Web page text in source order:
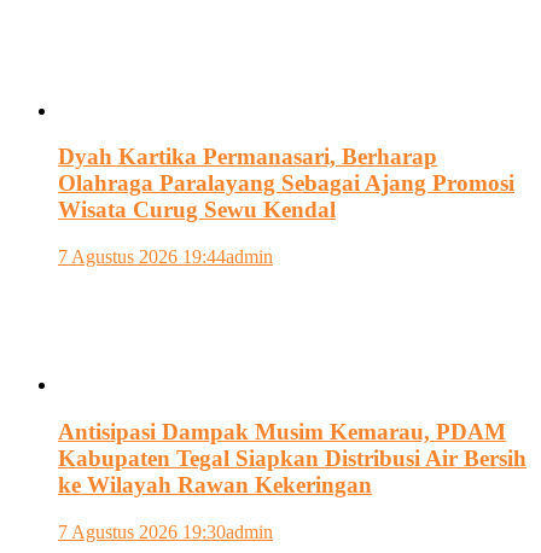
Dyah Kartika Permanasari, Berharap
Olahraga Paralayang Sebagai Ajang Promosi
Wisata Curug Sewu Kendal
7 Agustus 2026 19:44admin
Antisipasi Dampak Musim Kemarau, PDAM
Kabupaten Tegal Siapkan Distribusi Air Bersih
ke Wilayah Rawan Kekeringan
7 Agustus 2026 19:30admin